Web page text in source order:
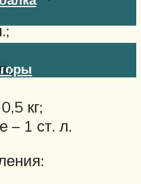
кг;
– 1 ст. л.